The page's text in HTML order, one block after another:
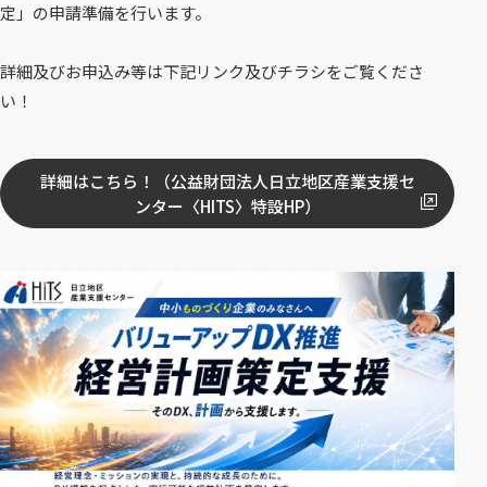
定」の申請準備を行います。
詳細及びお申込み等は下記リンク及びチラシをご覧くださ
い！
詳細はこちら！（公益財団法人日立地区産業支援セ
ンター〈HITS〉特設HP）
（
別
ン
ド
ウ
で
開
く
）